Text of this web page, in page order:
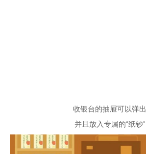
收银台的抽屉可以弹出
并且放入专属的“纸钞”